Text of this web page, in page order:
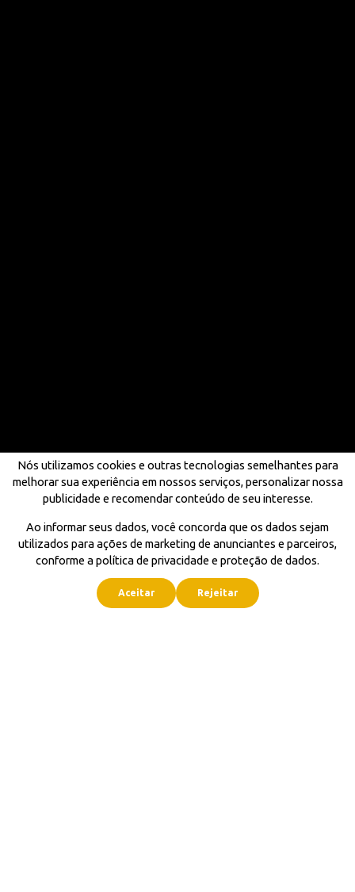
Nós utilizamos cookies e outras tecnologias semelhantes para
melhorar sua experiência em nossos serviços, personalizar nossa
publicidade e recomendar conteúdo de seu interesse.
Ao informar seus dados, você concorda que os dados sejam
utilizados para ações de marketing de anunciantes e parceiros,
conforme a política de privacidade e proteção de dados.
Aceitar Rejeitar